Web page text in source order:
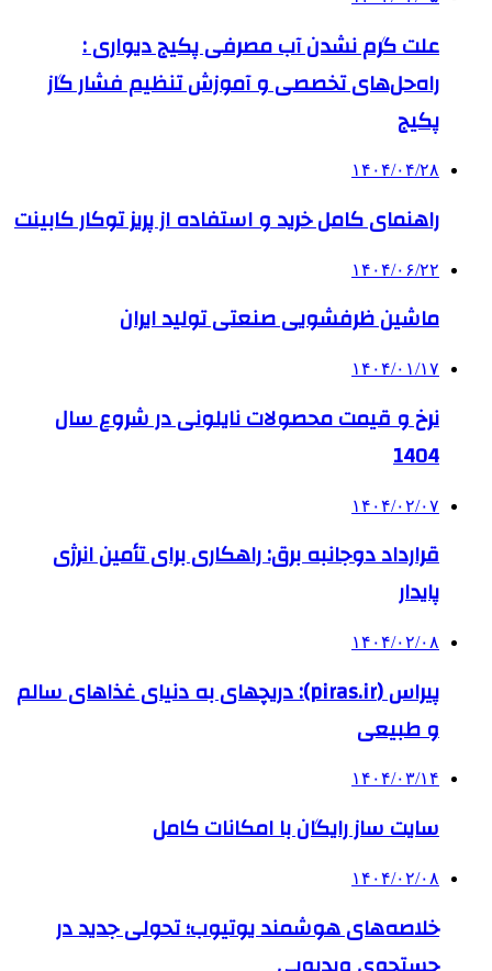
علت گرم نشدن آب مصرفی پکیج دیواری :
راه‌حل‌های تخصصی و آموزش تنظیم فشار گاز
پکیج
۱۴۰۴/۰۴/۲۸
راهنمای کامل خرید و استفاده از پریز توکار کابینت
۱۴۰۴/۰۶/۲۲
ماشین ظرفشویی صنعتی تولید ایران
۱۴۰۴/۰۱/۱۷
نرخ و قیمت محصولات نایلونی در شروع سال
1404
۱۴۰۴/۰۲/۰۷
قرارداد دوجانبه برق: راهکاری برای تأمین انرژی
پایدار
۱۴۰۴/۰۲/۰۸
پیراس (piras.ir): دریچهای به دنیای غذاهای سالم
و طبیعی
۱۴۰۴/۰۳/۱۴
سایت ساز رایگان با امکانات کامل
۱۴۰۴/۰۲/۰۸
خلاصه‌های هوشمند یوتیوب؛ تحولی جدید در